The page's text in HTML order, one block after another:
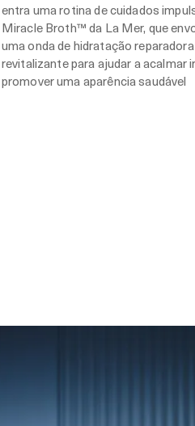
entra uma rotina de cuidados
Miracle Broth™ da La Mer, que
uma onda de hidratação
revitalizante para ajudar a acalmar
promover uma aparência saudável